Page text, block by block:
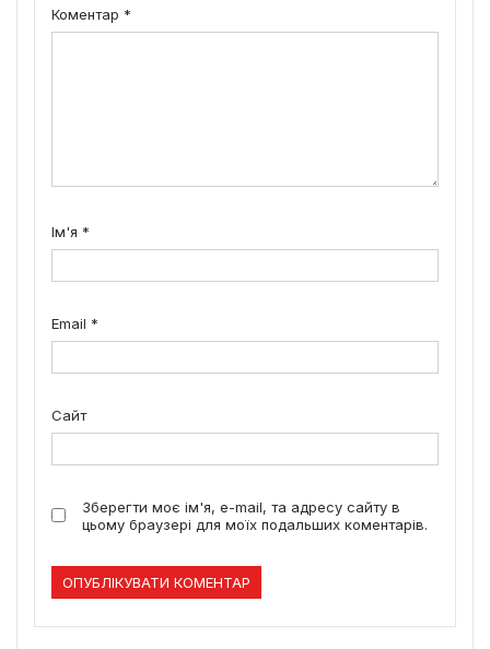
Коментар *
Ім'я *
Email *
Сайт
Зберегти моє ім'я, e-mail, та адресу сайту в
цьому браузері для моїх подальших коментарів.